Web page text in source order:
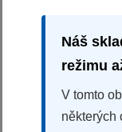
Náš
režimu
V tomto
některých